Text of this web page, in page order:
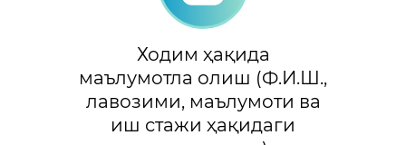
Ходим ҳақида
маълумотла олиш (Ф.И.Ш.,
лавозими, маълумоти ва
иш стажи ҳақидаги